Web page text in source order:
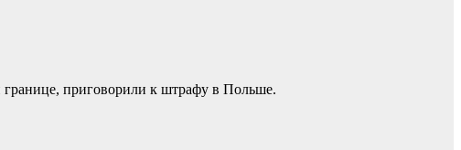
границе, приговорили к штрафу в Польше.